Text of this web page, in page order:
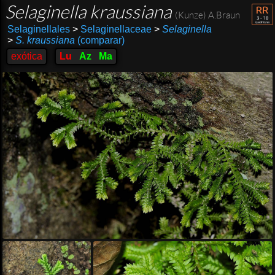
Selaginella kraussiana (Kunze) A.Braun
Selaginellales >Selaginellaceae > Selaginella
> S. kraussiana (comparar)
exótica
Lu Az Ma